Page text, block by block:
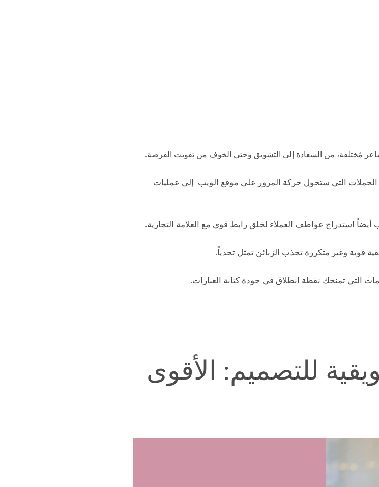
مُختلفة، من السعادة إلى التشويق وحتى الخوف من تفويت الفرصة.
التي ستحول حركة المرور على موقع الويب إلى عمليات
استدراج عواطف العملاء لخلق رابط قوي مع العلامة التجارية.
قوية وغير متكررة تجذب الزبائن تمثل تحدياً.
التي تمنحك نقطة انطلاق في جودة كتابة العبارات.
للتصميم: الأقوى